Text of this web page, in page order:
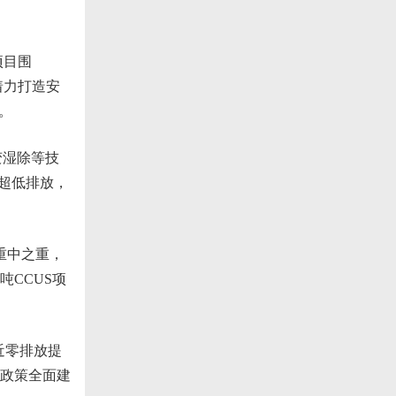
围
力打造安
除等技
低排放，
之重，
CCUS项
排放提
策全面建